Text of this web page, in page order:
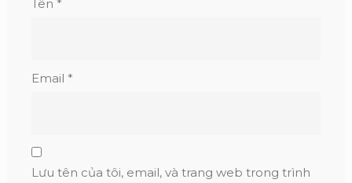
Tên *
Email *
Lưu tên của tôi, email, và trang web trong trình